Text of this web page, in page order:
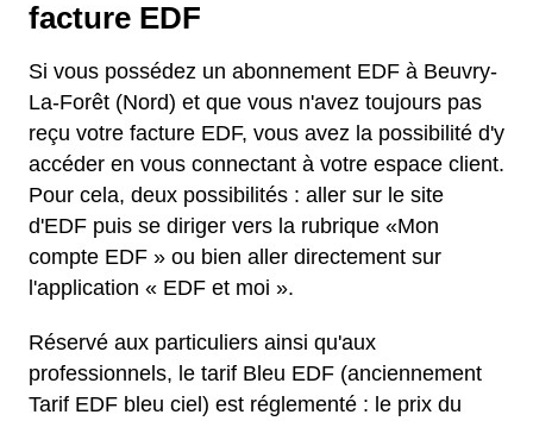
facture EDF
Si vous possédez un abonnement EDF à Beuvry-
La-Forêt (Nord) et que vous n'avez toujours pas
reçu votre facture EDF, vous avez la possibilité d'y
accéder en vous connectant à votre espace client.
Pour cela, deux possibilités : aller sur le site
d'EDF puis se diriger vers la rubrique «Mon
compte EDF » ou bien aller directement sur
l'application « EDF et moi ».
Réservé aux particuliers ainsi qu'aux
professionnels, le tarif Bleu EDF (anciennement
Tarif EDF bleu ciel) est réglementé : le prix du